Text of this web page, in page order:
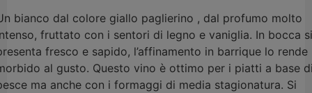
bianco dal colore giallo paglierino , dal profumo molto
fruttato con i sentori di legno e vaniglia. In bocca si
fresco e sapido, l’affinamento in barrique lo rende
al gusto. Questo vino è ottimo per i piatti a base
ma anche con i formaggi di media stagionatura. Si